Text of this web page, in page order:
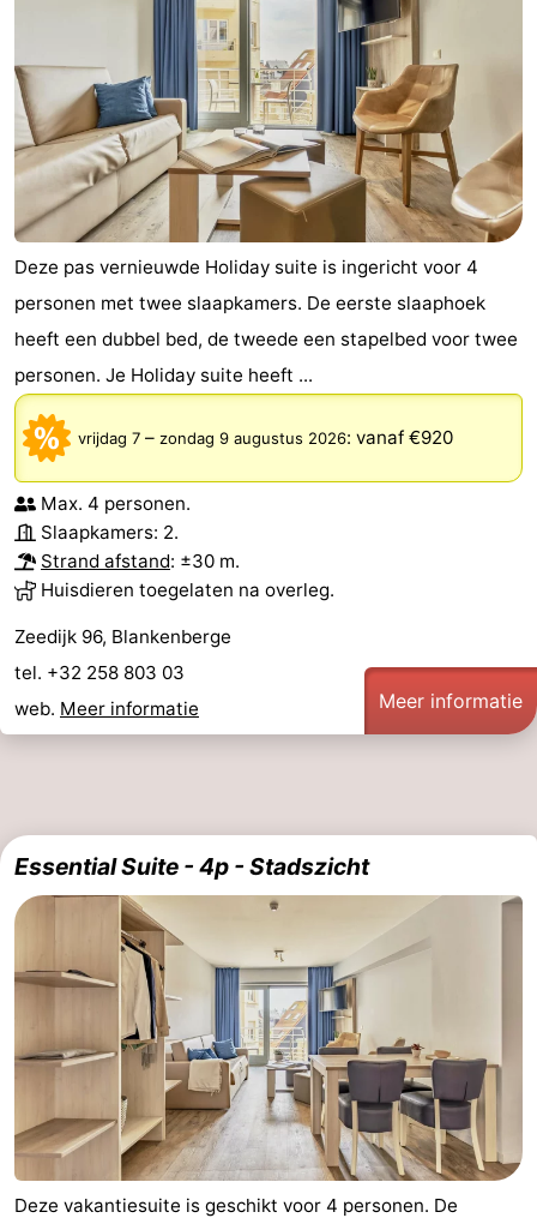
Gent
-
Ieper
De
Kust
-
Natuur
Het
Zwin
-
Knokke-
Heist
-
Zeebrugge
-
Wenduine
-
De
Haan
Bredene
-
Oostende
-
Westende
Weer
Contact
Deze pas vernieuwde Holiday suite is ingericht voor 4
personen met twee slaapkamers. De eerste slaaphoek
heeft een dubbel bed, de tweede een stapelbed voor twee
personen. Je Holiday suite heeft ...
vrijdag 7 – zondag 9 augustus 2026: vanaf €920
Max. 4 personen.
Slaapkamers: 2.
Strand afstand: ±30 m.
Huisdieren toegelaten na overleg.
Zeedijk 96, Blankenberge
tel. +32 258 803 03
web. Meer informatie Meer informatie
Essential Suite - 4p - Stadszicht
Deze vakantiesuite is geschikt voor 4 personen. De